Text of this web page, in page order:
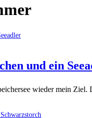
und ein
wieder mein